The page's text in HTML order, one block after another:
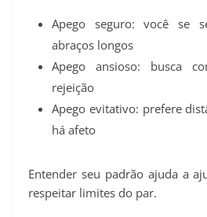
Apego seguro: você se
abraços longos
Apego ansioso: busca
rejeição
Apego evitativo: prefere
há afeto
Entender seu padrão ajuda a
respeitar limites do par.